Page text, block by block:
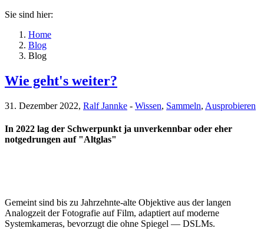
Sie sind hier:
Home
Blog
Blog
Wie geht's weiter?
31. Dezember 2022, Ralf Jannke - Wissen, Sammeln, Ausprobieren
In 2022 lag der Schwerpunkt ja unverkennbar oder eher
notgedrungen auf "Altglas"
Gemeint sind bis zu Jahrzehnte-alte Objektive aus der langen
Analogzeit der Fotografie auf Film, adaptiert auf moderne
Systemkameras, bevorzugt die ohne Spiegel — DSLMs.